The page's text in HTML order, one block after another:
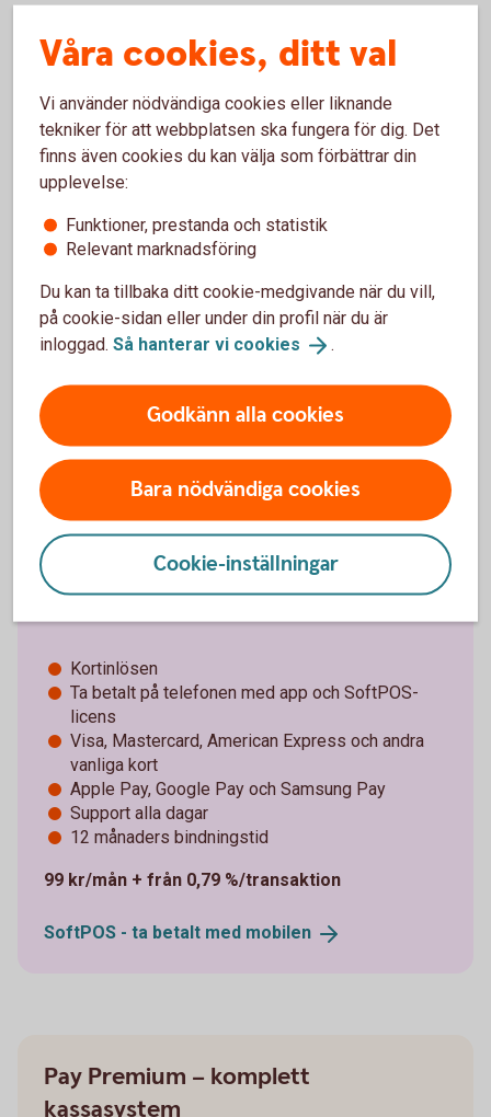
Pay Classic – fysisk betalterminal
Kortinlösen
Betalterminal
vanliga kort
Apple Pay, Google Pay och Samsung Pay
Support alla dagar
36 månaders bindningstid (välj12 eller 24
månader mot en extra kostnad)
Från 199 kr/mån + 0,79 %/transaktion
Kortterminal och
Pay Trend – gör din telefon till
betalterminal
Kortinlösen
Ta betalt på telefonen med app och SoftPOS-
licens
Visa, Mastercard, American Express och andra
vanliga kort
Apple Pay, Google Pay och Samsung Pay
Support alla dagar
12 månaders bindningstid
99 kr/mån + från 0,79 %/transaktion
SoftPOS - ta betalt med mobilen
Pay Premium – komplett
kassasystem
Våra cookies, ditt val
Vi använder nödvändiga cookies eller liknande
tekniker för att webbplatsen ska fungera för dig. Det
finns även cookies du kan välja som förbättrar din
upplevelse:
Funktioner, prestanda och statistik
Relevant marknadsföring
Du kan ta tillbaka ditt cookie-medgivande när du vill,
på cookie-sidan eller under din profil när du är
inloggad. Så hanterar vi cookies .
Godkänn alla cookies
Bara nödvändiga cookies
Cookie-inställningar